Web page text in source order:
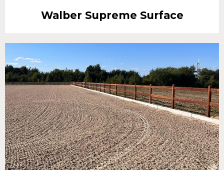
Walber Supreme Surface